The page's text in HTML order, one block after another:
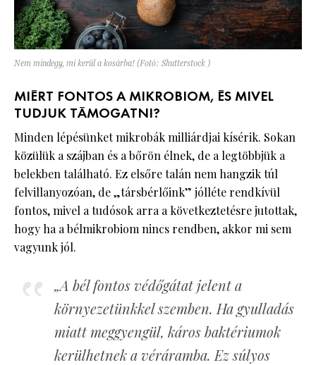
Nem mindegy, mi kerül a kosárba! (Fotó: Shutterstock )
MIÉRT FONTOS A MIKROBIOM, ÉS MIVEL
TUDJUK TÁMOGATNI?
Minden lépésünket mikrobák milliárdjai kísérik. Sokan
közülük a szájban és a bőrön élnek, de a legtöbbjük a
belekben található. Ez elsőre talán nem hangzik túl
felvillanyozóan, de „társbérlőink” jólléte rendkívül
fontos, mivel a tudósok arra a következtetésre jutottak,
hogy ha a bélmikrobiom nincs rendben, akkor mi sem
vagyunk jól.
„A bél fontos védőgátat jelent a
környezetünkkel szemben. Ha gyulladás
miatt meggyengül, káros baktériumok
kerülhetnek a véráramba. Ez súlyos